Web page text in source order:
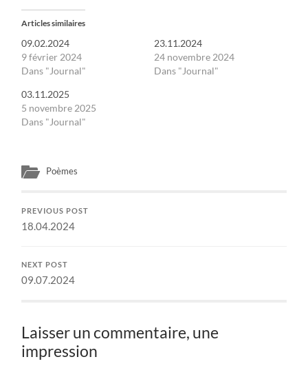
Articles similaires
09.02.2024
9 février 2024
Dans "Journal"
23.11.2024
24 novembre 2024
Dans "Journal"
03.11.2025
5 novembre 2025
Dans "Journal"
Poèmes
PREVIOUS POST
18.04.2024
NEXT POST
09.07.2024
Laisser un commentaire, une
impression